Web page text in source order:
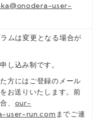
user-
ムは変更となる場合が
し込み制です。
⽅にはご登録のメール
お送りいたします。前
、 our-
user-run.com までご連